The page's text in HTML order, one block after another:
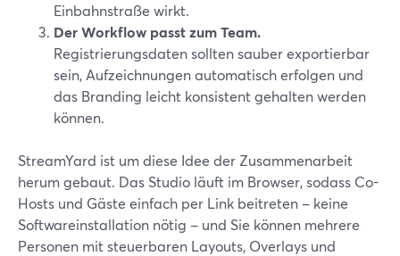
Einbahnstraße wirkt.
Der Workflow passt zum Team.
Registrierungsdaten sollten sauber exportierbar
sein, Aufzeichnungen automatisch erfolgen und
das Branding leicht konsistent gehalten werden
können.
StreamYard ist um diese Idee der Zusammenarbeit
herum gebaut. Das Studio läuft im Browser, sodass Co-
Hosts und Gäste einfach per Link beitreten – keine
Softwareinstallation nötig – und Sie können mehrere
Personen mit steuerbaren Layouts, Overlays und